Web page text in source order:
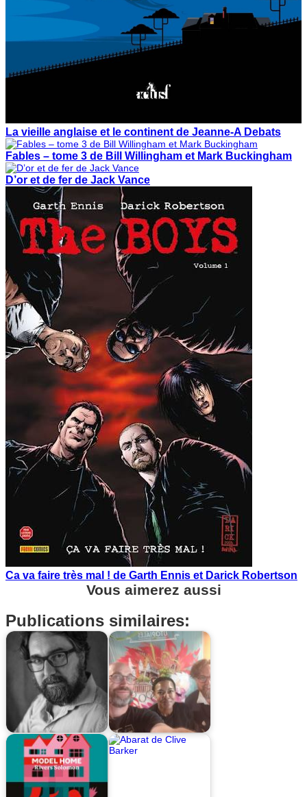
La vieille anglaise et le continent de Jeanne-A Debats
Fables – tome 3 de Bill Willingham et Mark Buckingham
D’or et de fer de Jack Vance
Ca va faire très mal ! de Garth Ennis et Darick Robertson
Vous aimerez aussi
Publications similaires: